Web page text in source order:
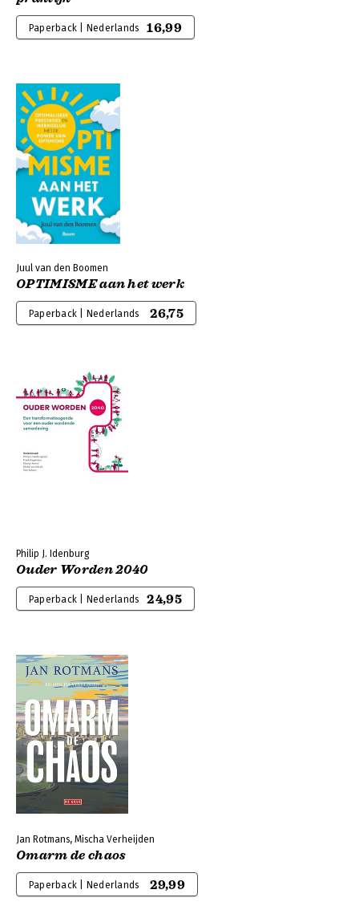
Paperback | Nederlands 16,99
Juul van den Boomen
OPTIMISME aan het werk
Paperback | Nederlands 26,75
Philip J. Idenburg
Ouder Worden 2040
Paperback | Nederlands 24,95
Jan Rotmans, Mischa Verheijden
Omarm de chaos
Paperback | Nederlands 29,99